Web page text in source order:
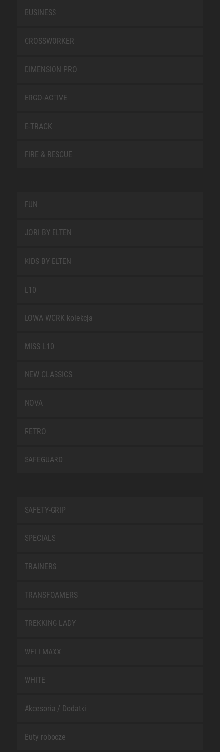
BUSINESS
CROSSWORKER
DIMENSION PRO
ERGO-ACTIVE
E-TRACK
FIRE & RESCUE
FUN
JORI BY ELTEN
KIDS BY ELTEN
L10
LOWA WORK kolekcja
MISS L10
NEW CLASSICS
NOVA
RETRO
SAFEGUARD
SAFETY-GRIP
SPECIALS
TRAINERS
TRANSFOAMERS
TREKKING LADY
WELLMAXX
WHITE
Akcesoria / Dodatki
Buty robocze